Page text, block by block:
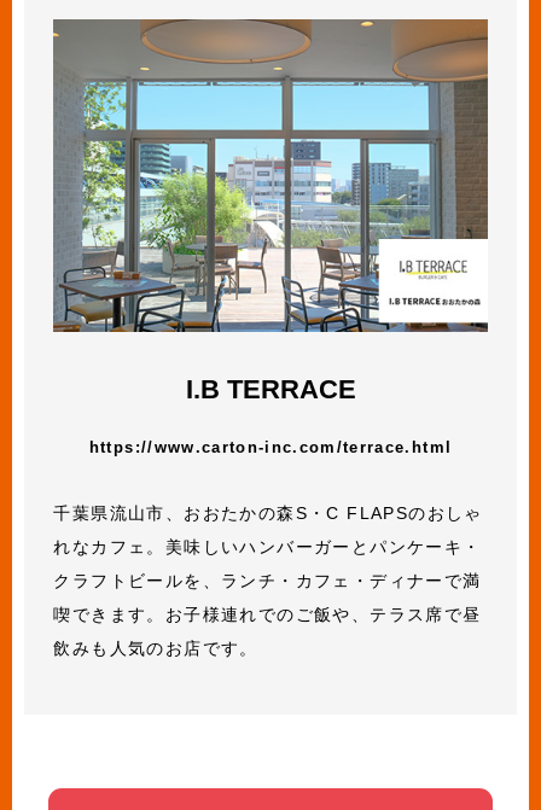
I.B TERRACE
https://www.carton-inc.com/terrace.html
千葉県流山市、おおたかの森S・C FLAPSのおしゃ
れなカフェ。美味しいハンバーガーとパンケーキ・
クラフトビールを、ランチ・カフェ・ディナーで満
喫できます。お子様連れでのご飯や、テラス席で昼
飲みも人気のお店です。